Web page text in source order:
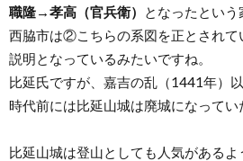
職隆→孝高（官兵衛）
となったという
西脇市は②こちらの系図を正とされて
説明となっているみたいですね。
比延氏ですが、嘉吉の乱（1441年）
時代前には比延山城は廃城になってい
比延山城は登山としても人気がある